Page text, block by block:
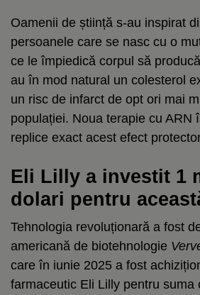
Oamenii de știință s-au inspirat
persoanele care se nasc cu o
ce le împiedică corpul să
au în mod natural un colesterol
un risc de infarct de opt ori mai
populației. Noua terapie cu ARN
replice exact acest efect
Eli Lilly a investit 1
dolari pentru
Tehnologia revoluționară a fost
americană de biotehnologie
care în iunie 2025 a fost
farmaceutic Eli Lilly pentru suma